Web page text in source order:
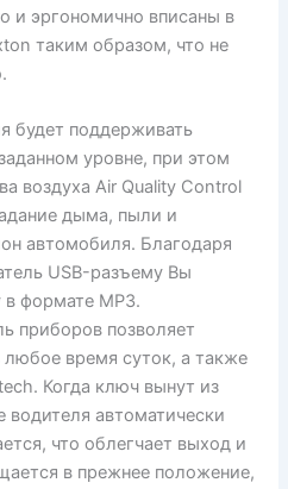
и эргономично вписаны в
таким образом, что не
будет поддерживать
уровне, при этом
воздуха Air Quality Control
дыма, пыли и
автомобиля. Благодаря
USB-разъему Вы
в формате МРЗ.
приборов позволяет
время суток, а также
Когда ключ вынут из
водителя автоматически
что облегчает выход и
в прежнее положение,